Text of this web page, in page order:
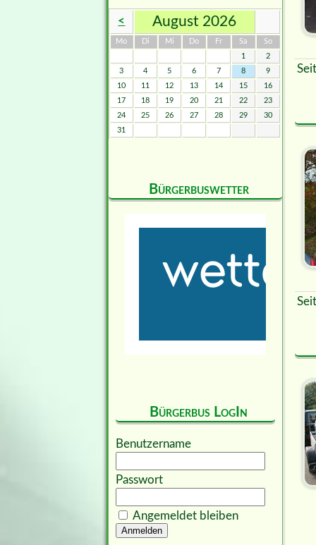
< August 2026
Montag DienstagMittwoch
Donnerstag
Freitag SamstagSonntag
1
2
3
4 5 6 7 8
9
10
11 12 13 14 15
16
17
18 19 20 21 22
23
24
25 26 27 28 29
30
31
Bürgerbuswetter
Bürgerbus LogIn
Benutzername
Passwort
Angemeldet bleiben
Anmelden